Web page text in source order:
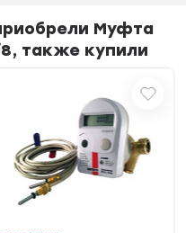
Муфта
также купили